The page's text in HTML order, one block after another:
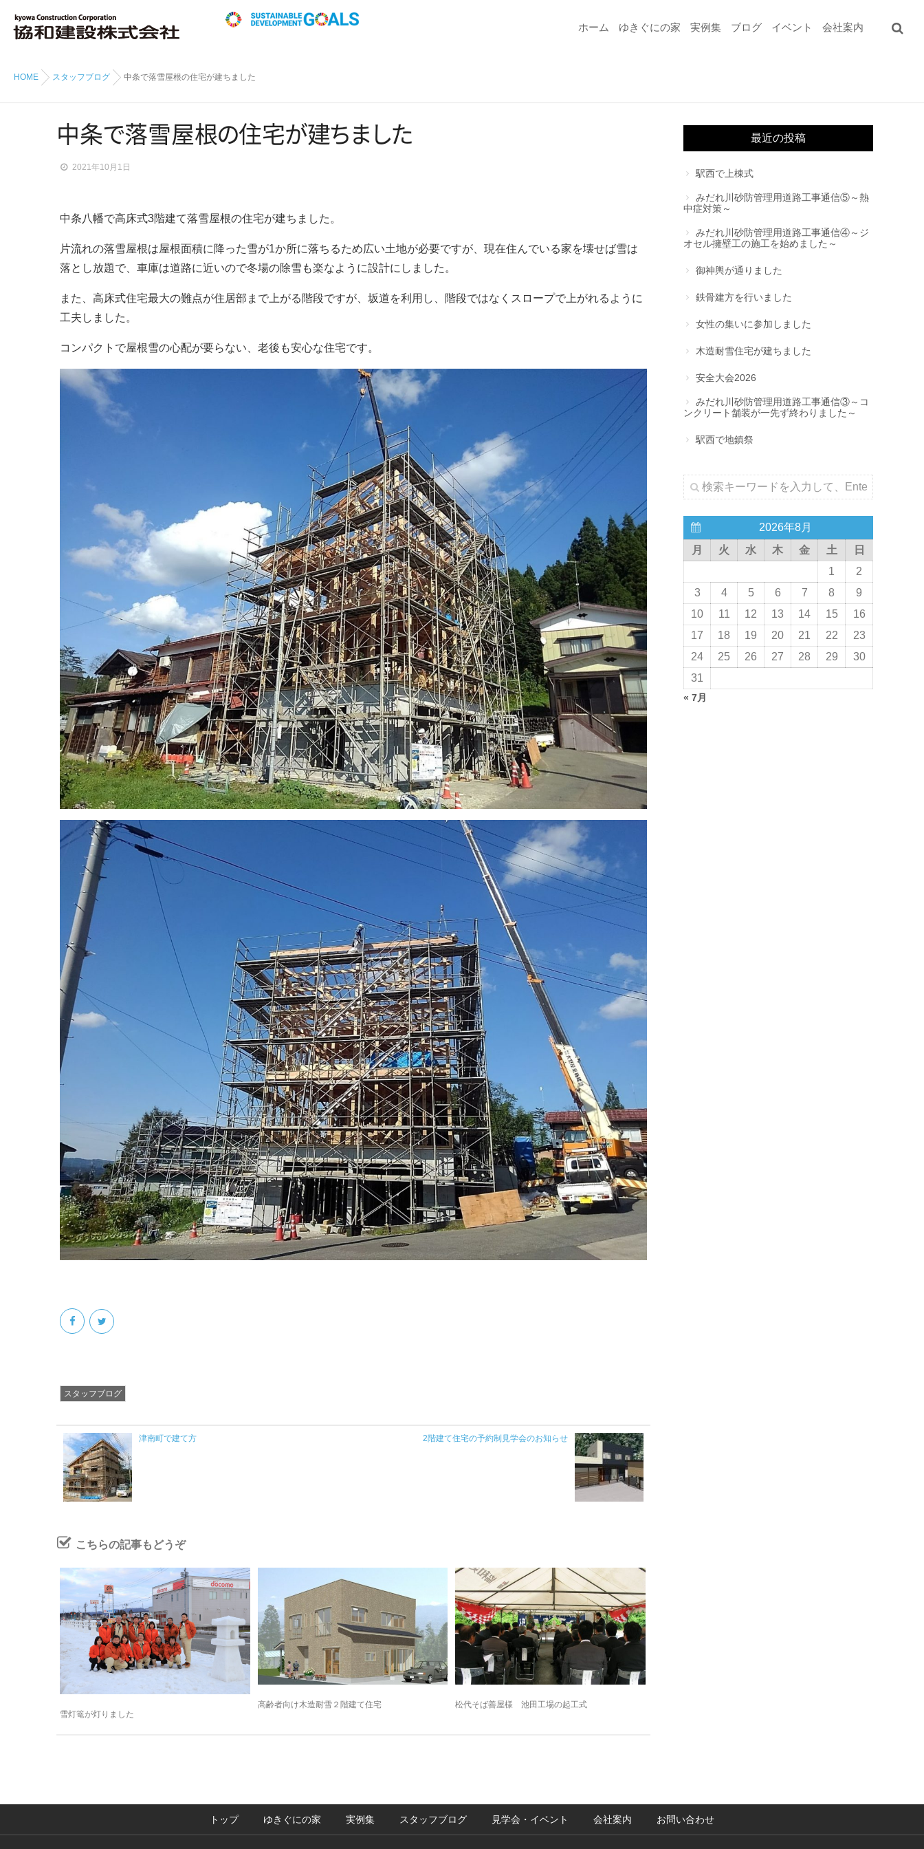
ホーム ゆきぐにの家 実例集 ブログ イベント 会社案内
HOME スタッフブログ 中条で落雪屋根の住宅が建ちました
中条で落雪屋根の住宅が建ち ま した
2021年10月1日
中条八幡で高床式3階建て落雪屋根の住宅が建ちました。
片流れの落雪屋根は屋根面積に降った雪が1か所に落ちるため広い土地が必要ですが、現在住んでいる家を壊せば雪は
落とし放題で、車庫は道路に近いので冬場の除雪も楽なように設計にしました。
また、高床式住宅最大の難点が住居部まで上がる階段ですが、坂道を利用し、階段ではなくスロープで上がれるように
工夫しました。
コンパクトで屋根雪の心配が要らない、老後も安心な住宅です。
スタッフブログ
津南町で建て方 2階建て住宅の予約制見学会のお知らせ
こちらの記事もどうぞ
雪灯篭が灯りました
高齢者向け木造耐雪２階建て住宅 松代そば善屋様 池田工場の起工式
最近の投稿
駅西で上棟式
みだれ川砂防管理用道路工事通信⑤～熱
中症対策～
みだれ川砂防管理用道路工事通信④～ジ
オセル擁壁工の施工を始めました～
御神輿が通りました
鉄骨建方を行いました
女性の集いに参加しました
木造耐雪住宅が建ちました
安全大会2026
みだれ川砂防管理用道路工事通信③～コ
ンクリート舗装が一先ず終わりました～
駅西で地鎮祭
2026年8月
月
火 水 木 金 土
日
1
2
3
4 5 6 7 8
9
10
11 12 13 14 15
16
17
18 19 20 21 22
23
24
25 26 27 28 29
30
31
« 7月
トップ ゆきぐにの家 実例集 スタッフブログ 見学会・イベント 会社案内 お問い合わせ